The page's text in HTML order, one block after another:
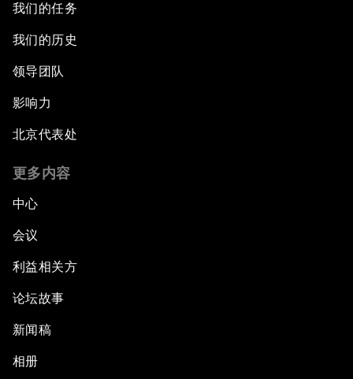
我们的任务
我们的历史
领导团队
影响力
北京代表处
更多内容
中心
会议
利益相关方
论坛故事
新闻稿
相册